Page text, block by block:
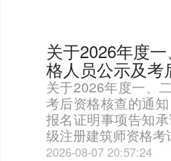
关于2026年度
格人员公示及考
关于2026年度一、
考后资格核查的通
报名证明事项告知
级注册建筑师资格
2026-08-07 20:57:24